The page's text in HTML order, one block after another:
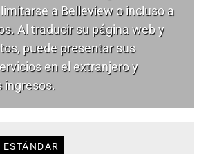
a Belleview o incluso a
Al traducir su página web y
puede presentar sus
en el extranjero y
ingresos.